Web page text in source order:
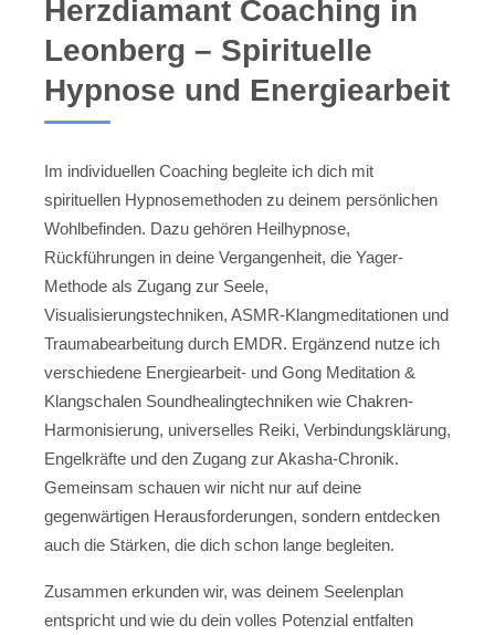
Herzdiamant Coaching in
Leonberg – Spirituelle
Hypnose und Energiearbeit
Im individuellen Coaching begleite ich dich mit
spirituellen Hypnosemethoden zu deinem persönlichen
Wohlbefinden. Dazu gehören Heilhypnose,
Rückführungen in deine Vergangenheit, die Yager-
Methode als Zugang zur Seele,
Visualisierungstechniken, ASMR-Klangmeditationen und
Traumabearbeitung durch EMDR. Ergänzend nutze ich
verschiedene Energiearbeit- und Gong Meditation &
Klangschalen Soundhealingtechniken wie Chakren-
Harmonisierung, universelles Reiki, Verbindungsklärung,
Engelkräfte und den Zugang zur Akasha-Chronik.
Gemeinsam schauen wir nicht nur auf deine
gegenwärtigen Herausforderungen, sondern entdecken
auch die Stärken, die dich schon lange begleiten.
Zusammen erkunden wir, was deinem Seelenplan
entspricht und wie du dein volles Potenzial entfalten